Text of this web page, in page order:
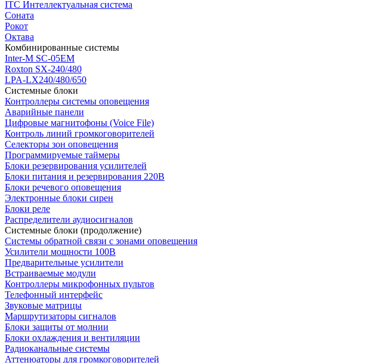
ITC Интеллектуальная система
Соната
Рокот
Октава
Комбинированные системы
Inter-M SC-05EM
Roxton SX-240/480
LPA-LX240/480/650
Системные блоки
Контроллеры системы оповещения
Аварийные панели
Цифровые магнитофоны (Voice File)
Контроль линий громкоговорителей
Селекторы зон оповещения
Программируемые таймеры
Блоки резервирования усилителей
Блоки питания и резервирования 220В
Блоки речевого оповещения
Электронные блоки сирен
Блоки реле
Распределители аудиосигналов
Системные блоки (продолжение)
Системы обратной связи с зонами оповещения
Усилители мощности 100В
Предварительные усилители
Встраиваемые модули
Контроллеры микрофонных пультов
Телефонный интерфейс
Звуковые матрицы
Маршрутизаторы сигналов
Блоки защиты от молнии
Блоки охлаждения и вентиляции
Радиоканальные системы
Аттенюаторы для громкоговорителей